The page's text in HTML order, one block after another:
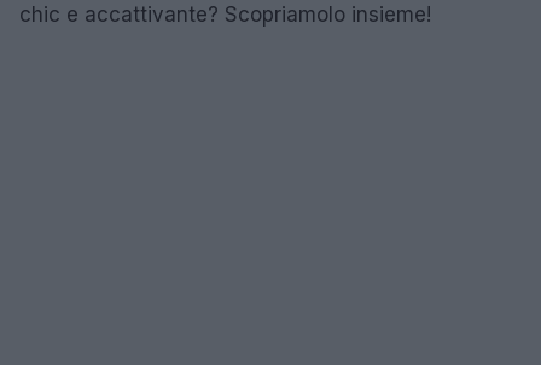
chic e accattivante? Scopriamolo insieme!